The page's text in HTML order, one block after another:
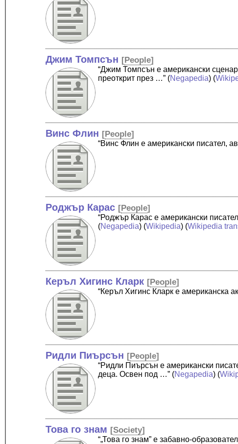
Джим Томпсън [People]
“Джим Томпсън е американски
преоткрит през …” (Negapedia) (
Винс Флин [People]
“Винс Флин е американски писател,
Роджър Карас [People]
“Роджър Карас е американски
(Negapedia) (Wikipedia) (Wikipedia
Керъл Хигинс Кларк [People]
“Керъл Хигинс Кларк е американска
Ридли Пиърсън [People]
“Ридли Пиърсън е американски
деца. Освен под …” (Negapedia) (
Това го знам [Society]
“„Това го знам” е забавно-